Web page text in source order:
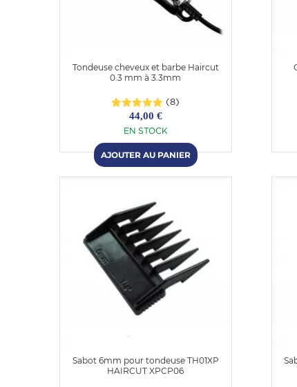
Tondeuse cheveux et barbe Haircut
0.3 mm à 3.3mm
(8)
44,00 €
EN STOCK
Sabot 6mm pour tondeuse TH01XP
HAIRCUT XPCP06